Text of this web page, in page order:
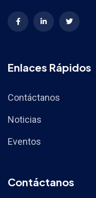
Enlaces Rápidos
Contáctanos
Noticias
Eventos
Contáctanos